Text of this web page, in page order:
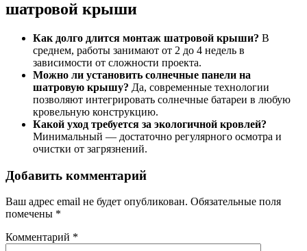
шатровой крыши
Как долго длится монтаж шатровой крыши? В
среднем, работы занимают от 2 до 4 недель в
зависимости от сложности проекта.
Можно ли установить солнечные панели на
шатровую крышу? Да, современные технологии
позволяют интегрировать солнечные батареи в любую
кровельную конструкцию.
Какой уход требуется за экологичной кровлей?
Минимальный — достаточно регулярного осмотра и
очистки от загрязнений.
Добавить комментарий
Ваш адрес email не будет опубликован. Обязательные поля
помечены *
Комментарий *